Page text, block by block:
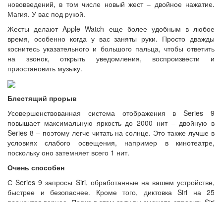
нововведений, в том числе новый жест – двойное нажатие.
Магия. У вас под рукой.
Жесты делают Apple Watch еще более удобным в любое
время, особенно когда у вас заняты руки. Просто дважды
коснитесь указательного и большого пальца, чтобы ответить
на звонок, открыть уведомления, воспроизвести и
приостановить музыку.
Блестящий прорыв
Усовершенствованная система отображения в Series 9
повышает максимальную яркость до 2000 нит – двойную в
Series 8 – поэтому легче читать на солнце. Это также лучше в
условиях слабого освещения, например в кинотеатре,
поскольку оно затемняет всего 1 нит.
Очень способен
С Series 9 запросы Siri, обработанные на вашем устройстве,
быстрее и безопаснее. Кроме того, диктовка Siri на 25